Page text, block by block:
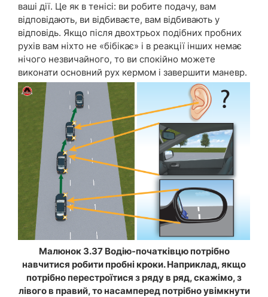
ваші дії. Це як в тенісі: ви робите подачу, вам
відповідають, ви відбиваєте, вам відбивають у
відповідь. Якщо після двохтрьох подібних пробних
рухів вам ніхто не «бібікає» і в реакції інших немає
нічого незвичайного, то ви спокійно можете
виконати основний рух кермом і завершити маневр.
Малюнок 3.37 Водію-початківцю потрібно
навчитися робити пробні кроки. Наприклад, якщо
потрібно перестроїтися з ряду в ряд, скажімо, з
лівого в правий, то насамперед потрібно увімкнути